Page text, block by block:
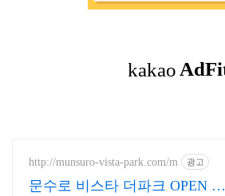
http://munsuro-vista-park.com/m 광고
문수로 비스타 더파크 OPEN 예